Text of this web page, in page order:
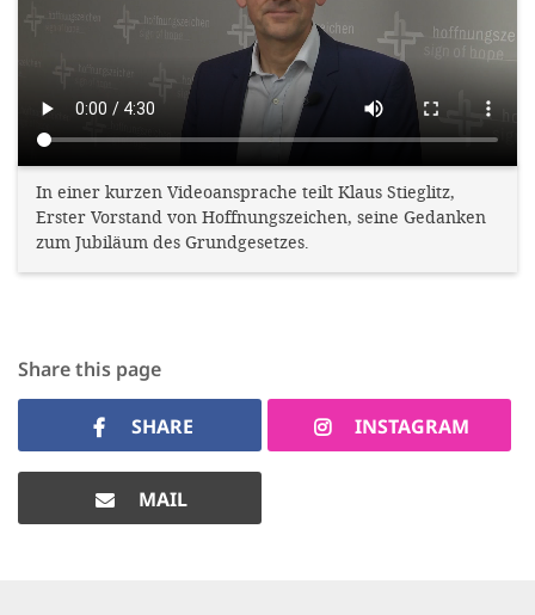
In einer kurzen Videoansprache teilt Klaus Stieglitz,
Erster Vorstand von Hoffnungszeichen, seine Gedanken
zum Jubiläum des Grundgesetzes.
Share this page
SHARE INSTAGRAM
MAIL
accept
cookies
optional
can
settings
in the